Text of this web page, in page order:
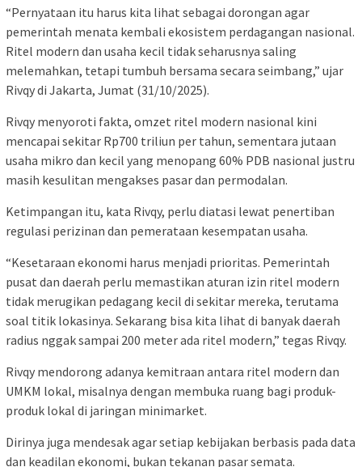
“Pernyataan itu harus kita lihat sebagai dorongan agar
pemerintah menata kembali ekosistem perdagangan nasional.
Ritel modern dan usaha kecil tidak seharusnya saling
melemahkan, tetapi tumbuh bersama secara seimbang,” ujar
Rivqy di Jakarta, Jumat (31/10/2025).
Rivqy menyoroti fakta, omzet ritel modern nasional kini
mencapai sekitar Rp700 triliun per tahun, sementara jutaan
usaha mikro dan kecil yang menopang 60% PDB nasional justru
masih kesulitan mengakses pasar dan permodalan.
Ketimpangan itu, kata Rivqy, perlu diatasi lewat penertiban
regulasi perizinan dan pemerataan kesempatan usaha.
“Kesetaraan ekonomi harus menjadi prioritas. Pemerintah
pusat dan daerah perlu memastikan aturan izin ritel modern
tidak merugikan pedagang kecil di sekitar mereka, terutama
soal titik lokasinya. Sekarang bisa kita lihat di banyak daerah
radius nggak sampai 200 meter ada ritel modern,” tegas Rivqy.
Rivqy mendorong adanya kemitraan antara ritel modern dan
UMKM lokal, misalnya dengan membuka ruang bagi produk-
produk lokal di jaringan minimarket.
Dirinya juga mendesak agar setiap kebijakan berbasis pada data
dan keadilan ekonomi, bukan tekanan pasar semata.